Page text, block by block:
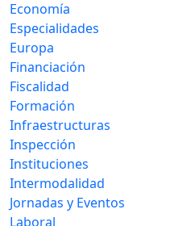
Economía
Especialidades
Europa
Financiación
Fiscalidad
Formación
Infraestructuras
Inspección
Instituciones
Intermodalidad
Jornadas y Eventos
Laboral